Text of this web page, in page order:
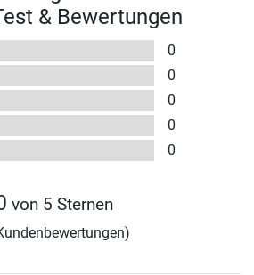
& Bewertungen
0
0
0
0
0
von 5 Sternen